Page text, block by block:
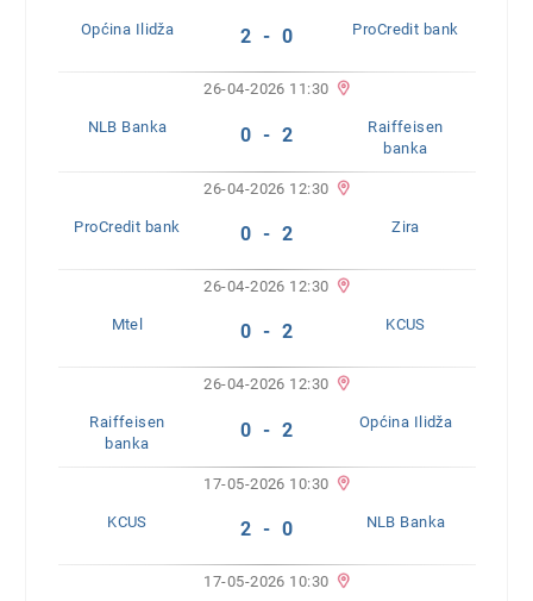
Općina Ilidža 2 - 0 ProCredit bank
26-04-2026 11:30
NLB Banka 0 - 2
Raiffeisen
banka
26-04-2026 12:30
ProCredit bank 0 - 2 Zira
26-04-2026 12:30
Mtel 0 - 2 KCUS
26-04-2026 12:30
Raiffeisen
banka
0 - 2 Općina Ilidža
17-05-2026 10:30
KCUS 2 - 0 NLB Banka
17-05-2026 10:30